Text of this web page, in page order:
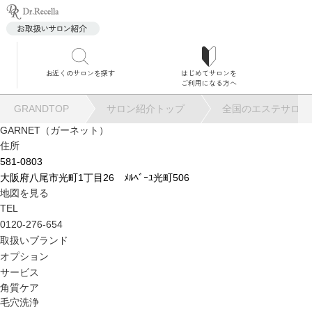
お近くのサロンを探す
はじめてサロンを
ご利用になる方へ
GRANDTOP サロン紹介トップ
全国のエステサロ
GARNET（ガーネット）
住所
581-0803
大阪府八尾市光町1丁目26 ﾒﾙﾍﾞｰﾕ光町506
地図を見る
TEL
0120-276-654
取扱いブランド
オプション
サービス
角質ケア
毛穴洗浄